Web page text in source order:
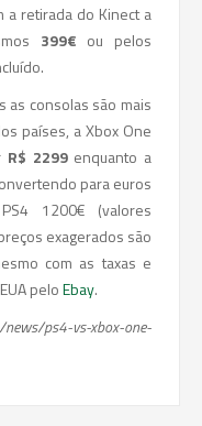
a retirada do Kinect a
399€ ou pelos
as consolas são mais
países, a Xbox One
R$ 2299enquanto a
para euros
1200€ (valores
exagerados são
com as taxas e
peloEbay.
ps4-vs-xbox-one-